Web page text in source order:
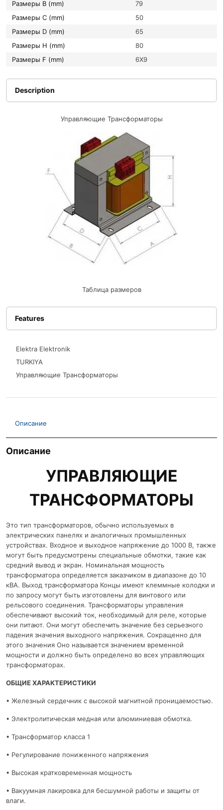
Размеры B (mm)
79
Размеры C (mm)
50
Размеры D (mm)
65
Размеры H (mm)
80
Размеры F (mm)
6X9
Description
Управляющие Трансформаторы
Таблица размеров
Features
Elektra Elektronik
TURKIYA
Управляющие Трансформаторы
Описание
Описание
УПРАВЛЯЮЩИЕ
ТРАНСФОРМАТОРЫ
Это тип трансформаторов, обычно используемых в
электрических панелях и аналогичных промышленных
устройствах. Входное и выходное напряжение до 1000 В, также
могут быть предусмотрены специальные обмотки, такие как
средний вывод и экран. Номинальная мощность
трансформатора определяется заказчиком в диапазоне до 10
кВА. Выход трансформатора Концы имеют клеммные колодки и
по запросу могут быть изготовлены для винтового или
рельсового соединения. Трансформаторы управления
обеспечивают высокий ток, необходимый для реле, которые
они питают. Они могут обеспечить значение без серьезного
падения значения выходного напряжения. Сокращенно для
этого значения Оно называется значением временной
мощности и должно быть определено во всех управляющих
трансформаторах.
ОБЩИЕ ХАРАКТЕРИСТИКИ
• Железный сердечник с высокой магнитной проницаемостью.
• Электролитическая медная или алюминиевая обмотка.
• Трансформатор класса 1
• Регулирование пониженного напряжения
• Высокая кратковременная мощность
• Вакуумная лакировка для бесшумной работы и защиты от
влаги.